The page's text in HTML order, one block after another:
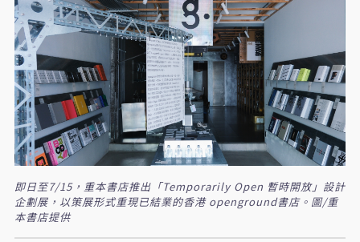
即日至7/15，重本書店推出「Temporarily Open 暫時開放」設計
企劃展，以策展形式重現已結業的香港 openground書店。圖/重
本書店提供